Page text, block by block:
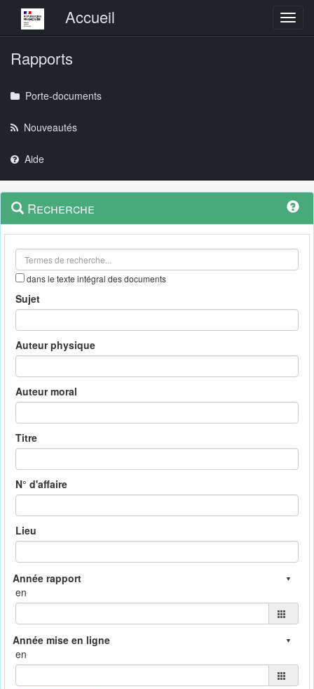
Menu principalAccueil
Rapports
Porte-documents
Nouveautés
Aide
Navigation
outils
Menu
contextuel
Recherche
dans le texte intégral des documents
Sujet
Auteur physique
Auteur moral
Titre
N° d'affaire
Lieu
en
en